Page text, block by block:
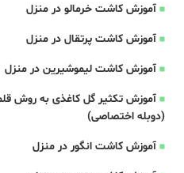
آموزش کاشت خرمالو در منزل
آموزش کاشت پرتقال در منزل
آموزش کاشت لیموشیرین در منزل
آموزش تکثیر گل کاغذی به روش
(دوبله اختصاصی)
آموزش کاشت انگور در منزل